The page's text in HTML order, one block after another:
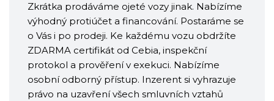
Zkrátka prodáváme ojeté vozy jinak. Nabízíme
výhodný protiúčet a financování. Postaráme se
o Vás i po prodeji. Ke každému vozu obdržíte
ZDARMA certifikát od Cebia, inspekční
protokol a prověření v exekuci. Nabízíme
osobní odborný přístup. Inzerent si vyhrazuje
právo na uzavření všech smluvních vztahů